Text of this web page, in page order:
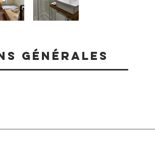
générales
: De 16h00 à 20h00.Départ : Avant